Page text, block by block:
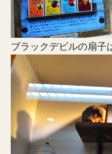
ブラックデビルの扇子